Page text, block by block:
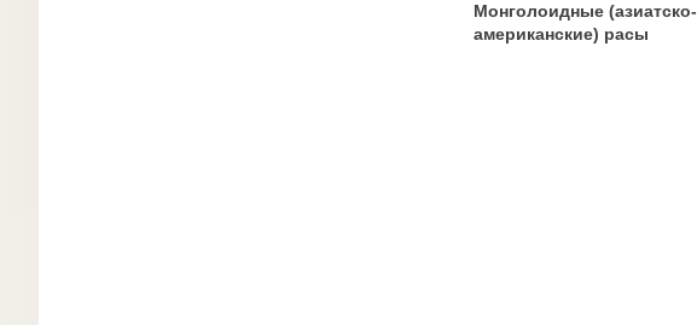
Монголоидные (азиатско-
американские) расы